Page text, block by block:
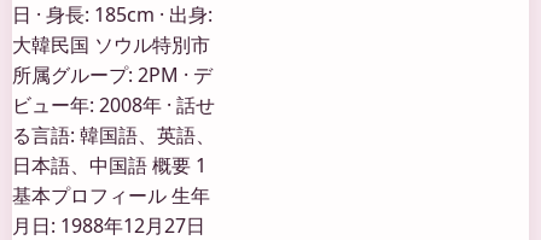
日 · 身長: 185cm · 出身:
大韓民国 ソウル特別市
所属グループ: 2PM · デ
ビュー年: 2008年 · 話せ
る言語: 韓国語、英語、
日本語、中国語 概要 1
基本プロフィール 生年
月日: 1988年12月27日